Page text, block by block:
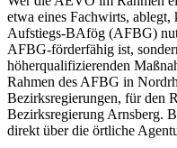
etwa eines Fachwirts, ablegt,
Aufstiegs-BAfög (AFBG)
AFBG-förderfähig ist,
höherqualifizierenden
Rahmen des AFBG in
Bezirksregierungen, für den
Bezirksregierung Arnsberg.
direkt über die örtliche